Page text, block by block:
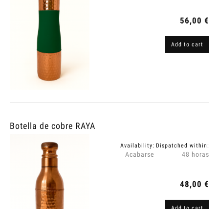
56,00 €
Add to cart
Botella de cobre RAYA
Availability:
Acabarse
Dispatched within:
48 horas
48,00 €